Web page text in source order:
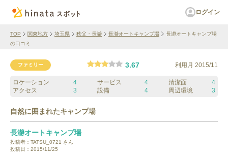
ログイン
TOP 関東地方 埼玉県 秩父・長瀞 長瀞オートキャンプ場
長瀞オートキャンプ場
の口コミ
ファミリー 3.67 利用月 2015/11
ロケーション 4 サービス 4 清潔面
4
アクセス
3 設備 4 周辺環境 3
自然に囲まれたキャンプ場
長瀞オートキャンプ場
投稿者： TATSU_0721 さん
投稿日： 2015/11/25